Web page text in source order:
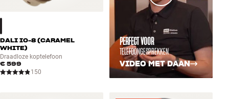
Winkels
Klantenservice
Inloggen
DALI IO-8 (CARAMEL
WHITE)
Draadloze koptelefoon
€ 599
150
PERFECT VOOR
TELEFOONGESPREKKEN
VIDEO MET DAAN